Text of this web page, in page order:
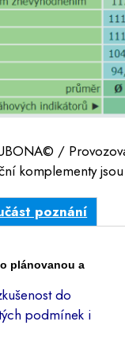
/
komplementy
poznání
plánovanou a
do
podmínek i